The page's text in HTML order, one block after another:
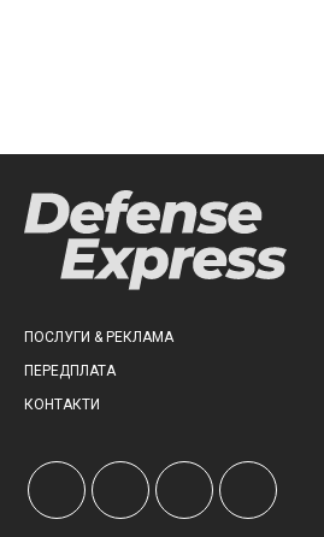
ПОСЛУГИ & РЕКЛАМА
ПЕРЕДПЛАТА
КОНТАКТИ